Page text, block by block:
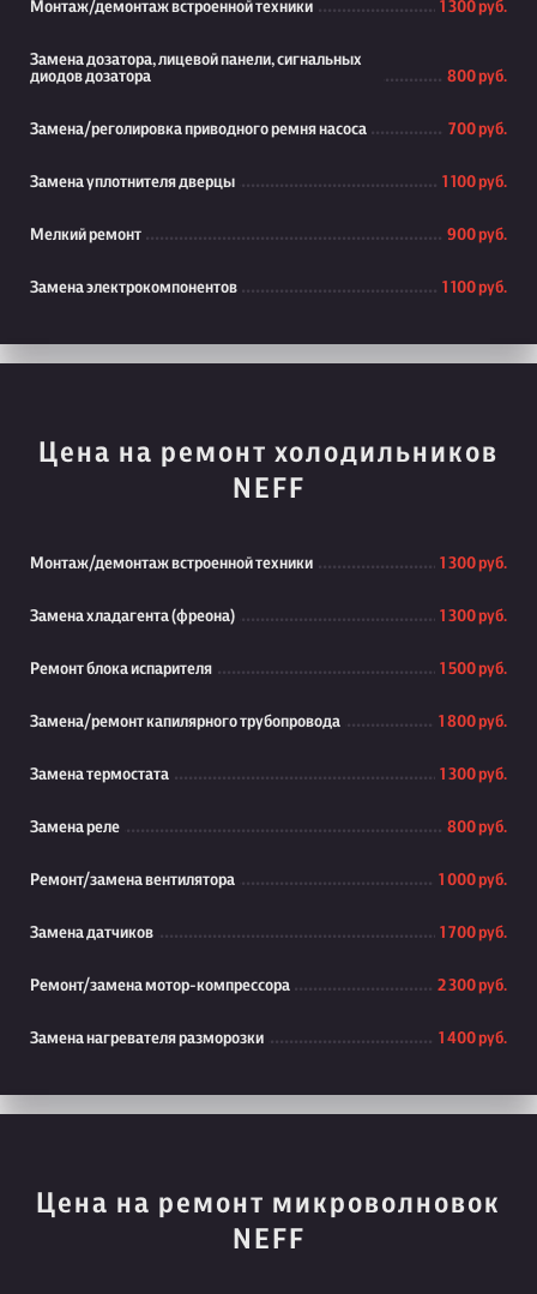
Монтаж/демонтаж встроенной техники 1 300 руб.
Замена дозатора, лицевой панели, сигнальных
диодов дозатора
800 руб.
Замена/реголировка приводного ремня насоса 700 руб.
Замена уплотнителя дверцы 1 100 руб.
Мелкий ремонт 900 руб.
Замена электрокомпонентов 1 100 руб.
Цена на ремонт холодильников
NEFF
Монтаж/демонтаж встроенной техники 1 300 руб.
Замена хладагента (фреона) 1 300 руб.
Ремонт блока испарителя 1 500 руб.
Замена/ремонт капилярного трубопровода 1 800 руб.
Замена термостата 1 300 руб.
Замена реле 800 руб.
Ремонт/замена вентилятора 1 000 руб.
Замена датчиков 1 700 руб.
Ремонт/замена мотор-компрессора 2 300 руб.
Замена нагревателя разморозки 1 400 руб.
Цена на ремонт микроволновок
NEFF